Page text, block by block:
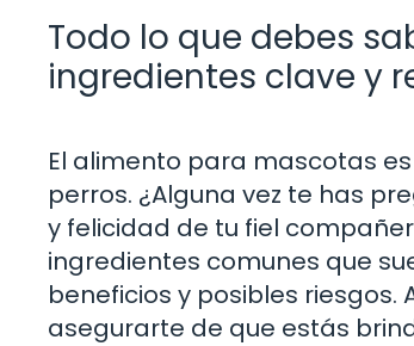
Todo lo que debes
ingredientes clave y
El alimento para mascotas
perros. ¿Alguna vez te has
y felicidad de tu fiel
ingredientes comunes que
beneficios y posibles
asegurarte de que estás